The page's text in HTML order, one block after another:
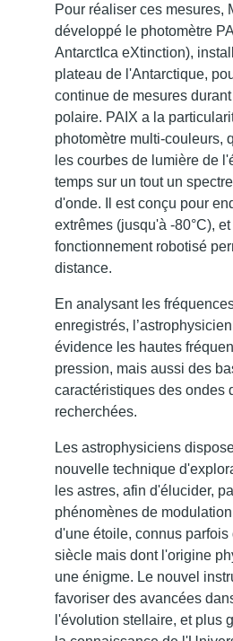
Pour réaliser ces mesures,
développé le photomètre
AntarctIca eXtinction),
plateau de l'Antarctique,
continue de mesures
polaire. PAIX a la
photomètre multi-couleurs,
les courbes de lumière de
temps sur un tout un
d'onde. Il est conçu pour
extrêmes (jusqu'à -80°C), et
fonctionnement robotisé
distance.
En analysant les
enregistrés,
évidence les hautes
pression, mais aussi des
caractéristiques des ondes
recherchées.
Les astrophysiciens
nouvelle technique
les astres, afin d'élucider,
phénomènes de
d'une étoile, connus
siècle mais dont l'origine
une énigme. Le nouvel
favoriser des avancées
l'évolution stellaire, et plus